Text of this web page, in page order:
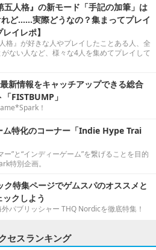
五人格』の新モード「手記の加筆」は
ど……実際どうなの？集まってプレイ
イレポ】
格』が好きな人やプレイしたことある人、全
がない人など、様々な4人を集めてプレイして
新情報をキャッチアップできる総合
FISTBUMP」
！
ム特化のコーナー「Indie Hype Trai
ー”と“インディーゲーム”を繋げることを目的
特別企画。
ク特集ページでゲムスパのオススメと
クしよう
パブリッシャー THQ Nordicを徹底特集！
セスランキング